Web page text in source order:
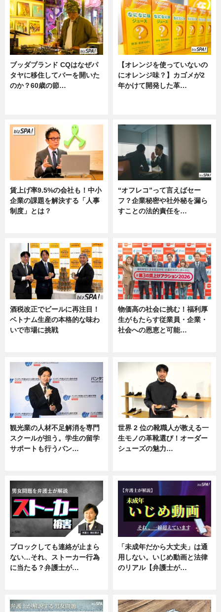
ブッダブランド CQはなぜパ
タヤに移住してバーを開いた
のか？60歳の節…
【オレンジを使っていないの
にオレンジ味？】カゴメが2
年かけて開発した革…
賃上げ率9.5%の会社も！中小
企業の課題を解決する「人事
制度」とは？
“オフレコ”って言えばセー
フ？企業秘密や社外秘を漏ら
すことの法的責任を…
酒税改正でビールに再注目！
ベトナム生産の本格的な味わ
いで市場に挑戦
物価高の社会に挑む！福利厚
生がもたらす従業員・企業・
社会への恩恵と可能…
観光業の人材不足解消を専門
スクールが担う。学生の留学
サポートも行うバン…
世界 2 位の靴職人が教える一
生モノの革靴選び！オーダー
シューズの魅力…
ブロックしても連絡が止まら
ない…それ、ストーカー行為
に当たる？弁護士が…
「未成年だから大丈夫」は通
用しない。いじめ動画と法律
のリアル【弁護士が…